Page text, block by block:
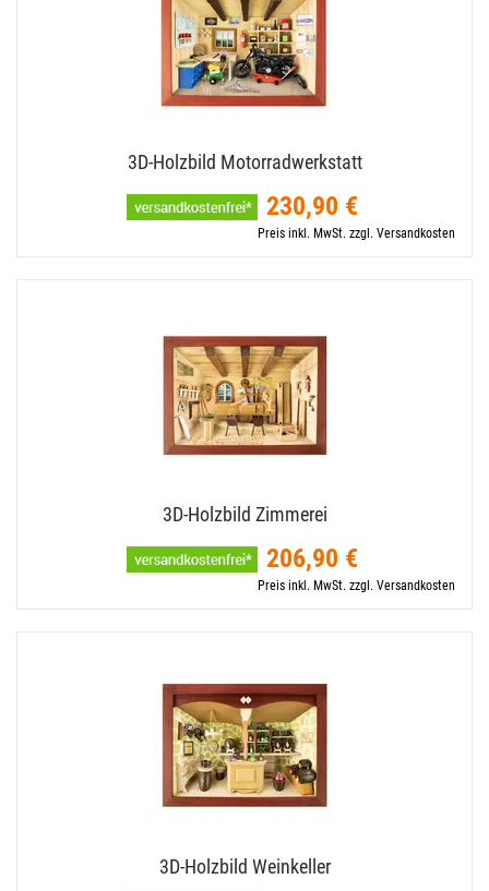
3D-​Holzbild Motorradwerkstatt
230,90 €
Preis inkl. MwSt. zzgl. Versandkosten
3D-​Holzbild Zimmerei
206,90 €
Preis inkl. MwSt. zzgl. Versandkosten
3D-​Holzbild Weinkeller